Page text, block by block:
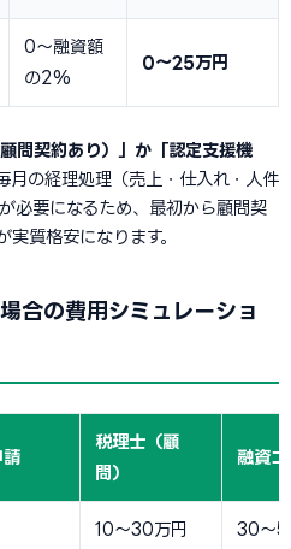
0〜融資額
の2%
0〜25万円
問契約あり）」か「認定支援機
月の経理処理（売上・仕入れ・人件
必要になるため、最初から顧問契
実質格安になります。
合の費用シミュレーショ
請
税理士（顧
問）
融資コ
10〜30万円 30〜